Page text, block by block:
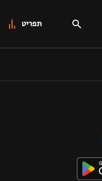
תפריט